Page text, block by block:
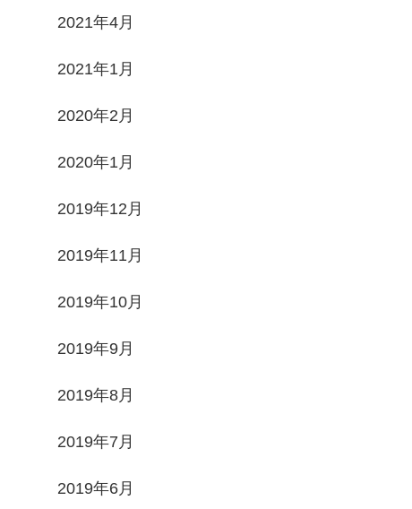
2021年4月
2021年1月
2020年2月
2020年1月
2019年12月
2019年11月
2019年10月
2019年9月
2019年8月
2019年7月
2019年6月